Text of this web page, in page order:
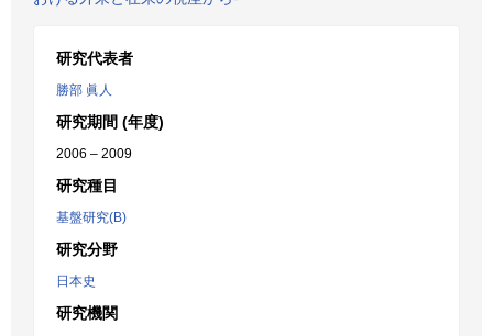
研究代表者
勝部 眞人
研究期間 (年度)
2006 – 2009
研究種目
基盤研究(B)
研究分野
日本史
研究機関